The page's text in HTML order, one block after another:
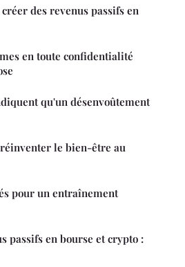
des revenus passifs en
en toute confidentialité
qu'un désenvoûtement
le bien-être au
pour un entraînement
passifs en bourse et crypto :